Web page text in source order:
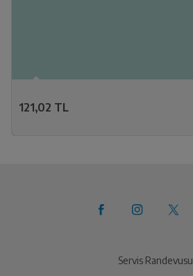
121,02 TL
Servis Randevusu